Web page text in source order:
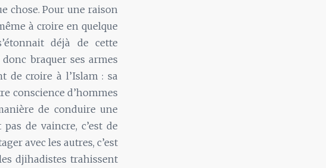
chose. Pour une raison
à croire en quelque
déjà de cette
braquer ses armes
de croire à l’Islam : sa
conscience d’hommes
de conduire une
de vaincre, c’est de
avec les autres, c’est
djihadistes trahissent